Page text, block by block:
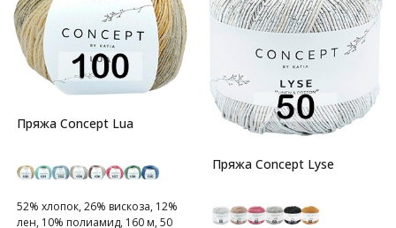
Пряжа Concept Lua
52% хлопок, 26% вискоза, 12%
лен, 10% полиамид, 160 м, 50
Пряжа Concept Lyse